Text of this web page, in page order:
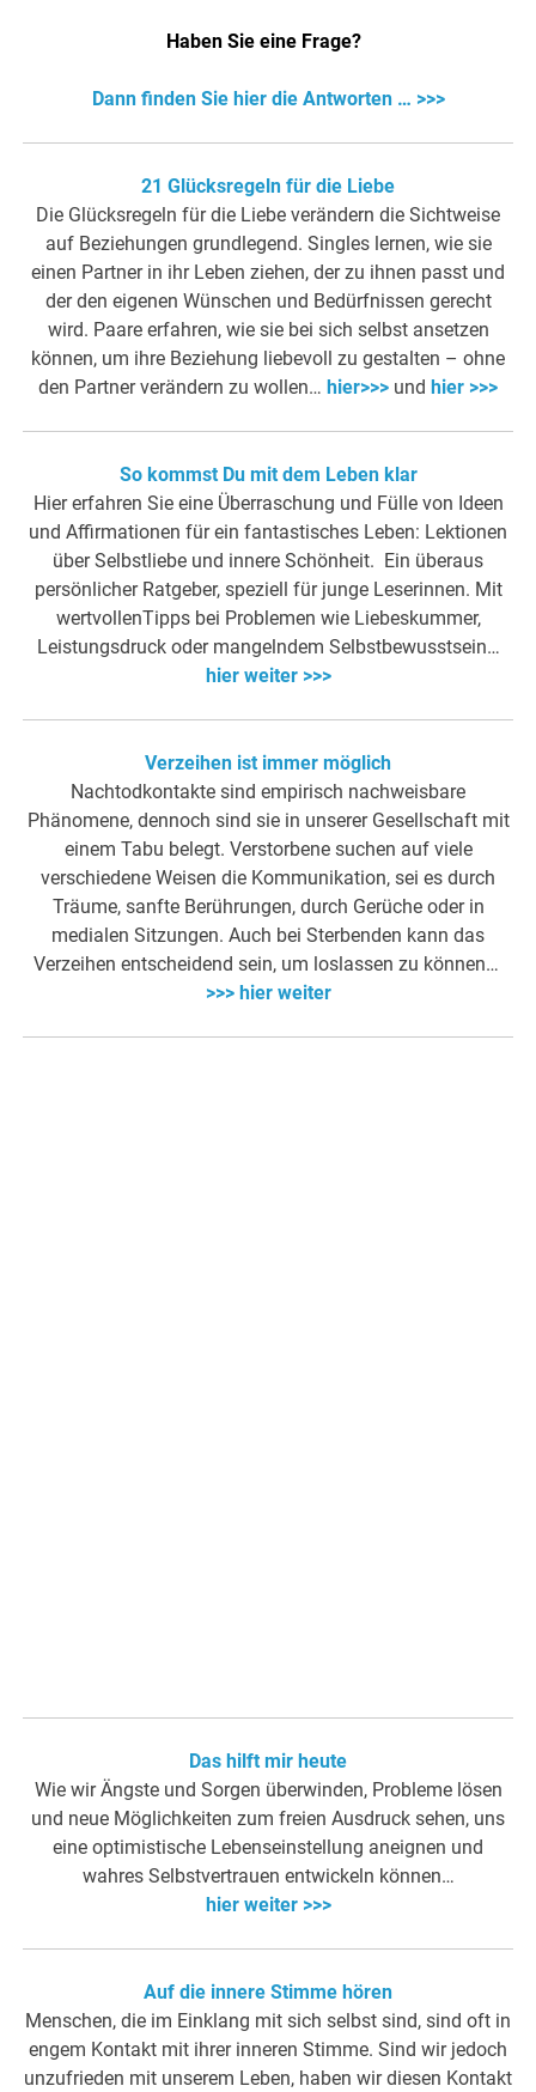
Haben Sie eine Frage?
Dann finden Sie hier die Antworten … >>>
21 Glücksregeln für die Liebe
Die Glücksregeln für die Liebe verändern die Sichtweise
auf Beziehungen grundlegend. Singles lernen, wie sie
einen Partner in ihr Leben ziehen, der zu ihnen passt und
der den eigenen Wünschen und Bedürfnissen gerecht
wird. Paare erfahren, wie sie bei sich selbst ansetzen
können, um ihre Beziehung liebevoll zu gestalten – ohne
den Partner verändern zu wollen… hier>>> und hier >>>
So kommst Du mit dem Leben klar
Hier erfahren Sie eine Überraschung und Fülle von Ideen
und Affirmationen für ein fantastisches Leben: Lektionen
über Selbstliebe und innere Schönheit. Ein überaus
persönlicher Ratgeber, speziell für junge Leserinnen. Mit
wertvollenTipps bei Problemen wie Liebeskummer,
Leistungsdruck oder mangelndem Selbstbewusstsein…
hier weiter >>>
Verzeihen ist immer möglich
Nachtodkontakte sind empirisch nachweisbare
Phänomene, dennoch sind sie in unserer Gesellschaft mit
einem Tabu belegt. Verstorbene suchen auf viele
verschiedene Weisen die Kommunikation, sei es durch
Träume, sanfte Berührungen, durch Gerüche oder in
medialen Sitzungen. Auch bei Sterbenden kann das
Verzeihen entscheidend sein, um loslassen zu können…
>>> hier weiter
Das hilft mir heute
Wie wir Ängste und Sorgen überwinden, Probleme lösen
und neue Möglichkeiten zum freien Ausdruck sehen, uns
eine optimistische Lebenseinstellung aneignen und
wahres Selbstvertrauen entwickeln können…
hier weiter >>>
Auf die innere Stimme hören
Menschen, die im Einklang mit sich selbst sind, sind oft in
engem Kontakt mit ihrer inneren Stimme. Sind wir jedoch
unzufrieden mit unserem Leben, haben wir diesen Kontakt